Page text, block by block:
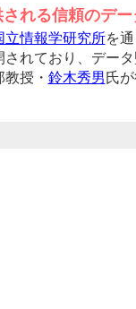
れる信頼のデー
立情報学研究所を
されており、デー
授・ 鈴木秀男 氏